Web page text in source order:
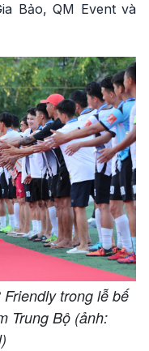
Bảo, QM Event và
trong lễ bế
Trung Bộ (ảnh: